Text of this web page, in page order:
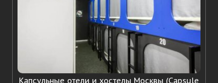
Капсульные отели и хостелы Москвы (Capsule